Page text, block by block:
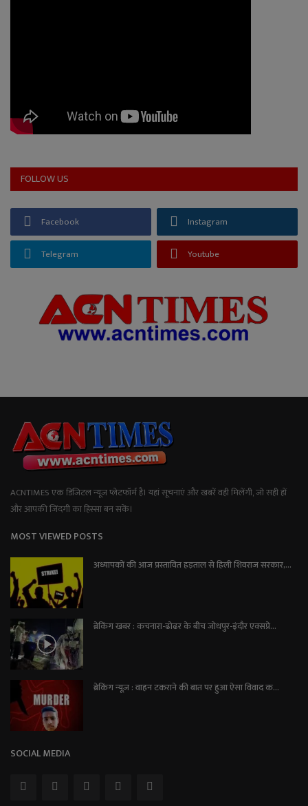
FOLLOW US
Facebook Instagram
Telegram Youtube
ACNTIMES एक डिजिटल न्यूज प्लेटफॉर्म है। यहां सूचनाएं और खबरें वही मिलेंगी, जो सही हों
और आपकी जिंदगी का हिस्सा बन सकें।
MOST VIEWED POSTS
अध्यापकों की आज प्रस्तावित हड़ताल से हिली शिवराज सरकार,...
ब्रेकिंग खबर : कचनारा-ढोढर के बीच जोधपुर-इंदौर एक्सप्रे...
ब्रेकिंग न्यूज़ : वाहन टकराने की बात पर हुआ ऐसा विवाद क...
SOCIAL MEDIA